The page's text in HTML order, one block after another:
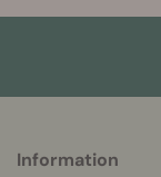
helpful
Information